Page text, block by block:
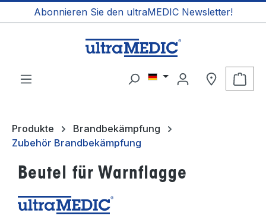
springen
Abonnieren Sie den ultraMEDIC Newsletter!
Produkte
Brandbekämpfung
Zubehör Brandbekämpfung
Beutel für Warnflagge